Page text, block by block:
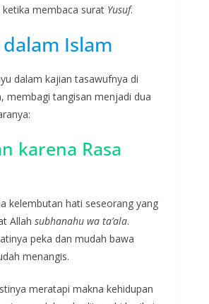
membaca surat Yusuf.
Islam
dalam kajian tasawufnya di
membagi tangisan menjadi dua
karena Rasa
kelembutan hati seseorang yang
Allah subhanahu wa ta’ala.
peka dan mudah bawa
menangis.
meratapi makna kehidupan